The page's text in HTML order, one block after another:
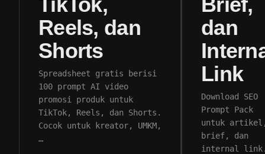
Reels, dan
Shorts
Spreadsheet gratis berisi
100 prompt AI video
promosi produk untuk
TikTok, Reels, dan Shorts.
Cocok untuk kreator, UMKM,
…
dan
Link
Download SEO
Prompt Pack
untuk
brief, dan
internal